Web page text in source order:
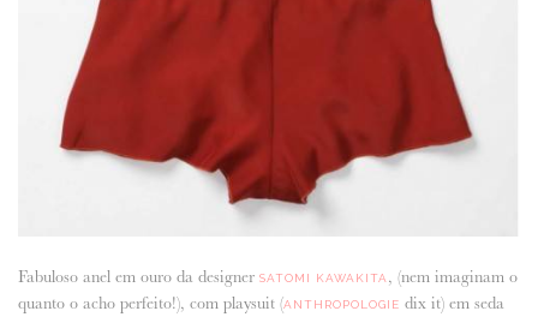
Fabuloso anel em ouro da designer SATOMI KAWAKITA , (nem imaginam o
quanto o acho perfeito!), com playsuit (ANTHROPOLOGIE dix it) em seda